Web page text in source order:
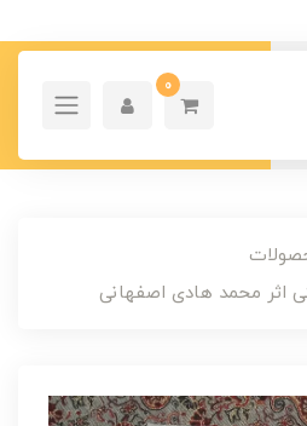
0
اثر محمد هادی اصفهانی